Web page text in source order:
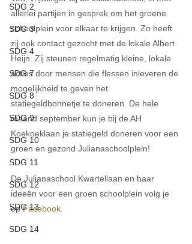
SDG 2
SDG 3
SDG 4
SDG 7
SDG 8
SDG 9
SDG 10
SDG 11
SDG 12
SDG 13
SDG 14
allerlei partijen in gesprek om het groene
schoolplein voor elkaar te krijgen. Zo heeft
zij ook contact gezocht met de lokale Albert
Heijn. Zij steunen regelmatig kleine, lokale
acties door mensen die flessen inleveren de
mogelijkheid te geven het
statiegeldbonnetje te doneren. De hele
maand september kun je bij de AH
Koekoeklaan je statiegeld doneren voor een
groen en gezond Julianaschoolplein!
De Julianaschool Kwartellaan en haar
ideeën voor een groen schoolplein volg je
op Facebook